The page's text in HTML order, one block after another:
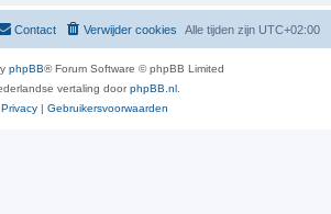
Alle tijden zijn UTC+02:00
Verwijder cookies
Contact
phpBB® Forum Software © phpBB Limited
vertaling doorphpBB.nl
Privacy | Gebruikersvoorwaarden